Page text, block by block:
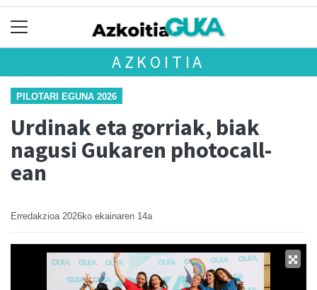
AZKOITIA
PILOTARI EGUNA 2026
Urdinak eta gorriak, biak
nagusi Gukaren photocall-
ean
Erredakzioa 2026ko ekainaren 14a